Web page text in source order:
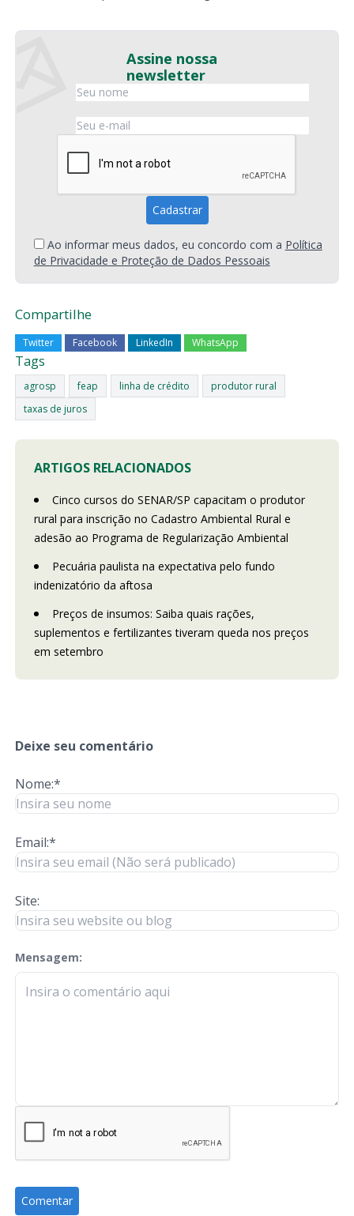
Assine nossa
newsletter
Ao informar meus dados, eu concordo com a Política
de Privacidade e Proteção de Dados Pessoais
Compartilhe
Twitter Facebook LinkedIn WhatsApp
Tags
agrosp feap linha de crédito
produtor rural
taxas de juros
ARTIGOS RELACIONADOS
Cinco cursos do SENAR/SP capacitam o produtor
rural para inscrição no Cadastro Ambiental Rural e
adesão ao Programa de Regularização Ambiental
Pecuária paulista na expectativa pelo fundo
indenizatório da aftosa
Preços de insumos: Saiba quais rações,
suplementos e fertilizantes tiveram queda nos preços
em setembro
Deixe seu comentário
Nome:*
Email:*
Site:
Mensagem:
check-terms